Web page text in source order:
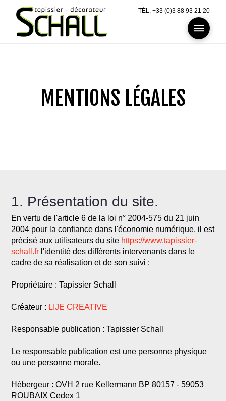
TÉL. +33 (0)3 88 93 21 20
MENTIONS LÉGALES
1. Présentation du site.
En vertu de l'article 6 de la loi n° 2004-575 du 21 juin
2004 pour la confiance dans l'économie numérique, il est
précisé aux utilisateurs du site https://www.tapissier-
schall.fr l'identité des différents intervenants dans le
cadre de sa réalisation et de son suivi :
Propriétaire : Tapissier Schall
Créateur : LIJE CREATIVE
Responsable publication : Tapissier Schall
Le responsable publication est une personne physique
ou une personne morale.
Hébergeur : OVH 2 rue Kellermann BP 80157 - 59053
ROUBAIX Cedex 1